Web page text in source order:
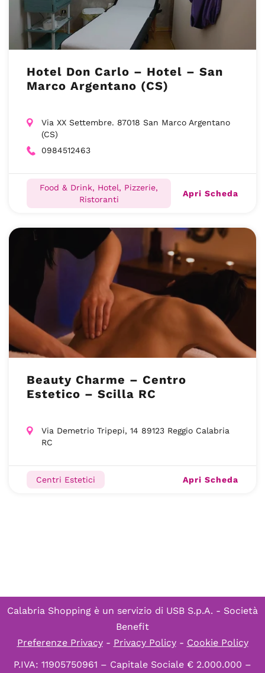
Hotel Don Carlo – Hotel – San
Marco Argentano (CS)
Via XX Settembre. 87018 San Marco Argentano
(CS)
0984512463
Food & Drink, Hotel, Pizzerie,
Ristoranti
Apri Scheda
Beauty Charme – Centro
Estetico – Scilla RC
Via Demetrio Tripepi, 14 89123 Reggio Calabria
RC
Centri Estetici Apri Scheda
Calabria Shopping è un servizio di USB S.p.A. - Società
Benefit
Preferenze Privacy- Privacy Policy- Cookie Policy
P.IVA: 11905750961 – Capitale Sociale € 2.000.000 –